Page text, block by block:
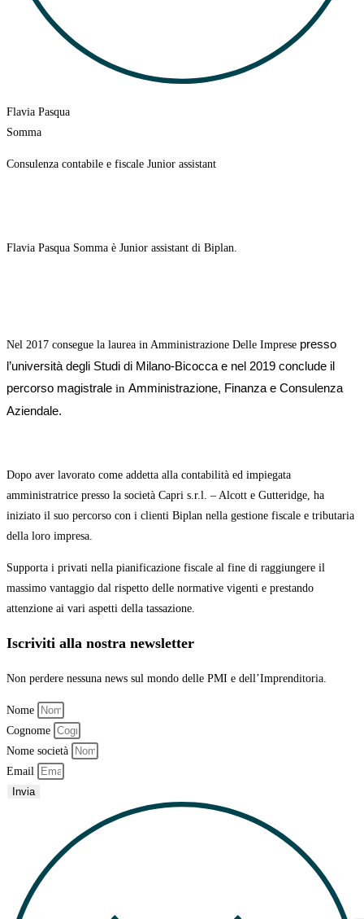
Flavia Pasqua
Somma
Consulenza contabile e fiscale Junior assistant
Flavia Pasqua Somma è Junior assistant di Biplan.
Nel 2017 consegue la laurea in Amministrazione Delle Imprese presso
l’università degli Studi di Milano-Bicocca e nel 2019 conclude il
percorso magistrale in Amministrazione, Finanza e Consulenza
Aziendale.
Dopo aver lavorato come addetta alla contabilità ed impiegata
amministratrice presso la società Capri s.r.l. – Alcott e Gutteridge, ha
iniziato il suo percorso con i clienti Biplan nella gestione fiscale e tributaria
della loro impresa.
Supporta i privati nella pianificazione fiscale al fine di raggiungere il
massimo vantaggio dal rispetto delle normative vigenti e prestando
attenzione ai vari aspetti della tassazione.
Iscriviti alla nostra newsletter
Non perdere nessuna news sul mondo delle PMI e dell’Imprenditoria.
Nome
Cognome
Nome società
Email
Invia